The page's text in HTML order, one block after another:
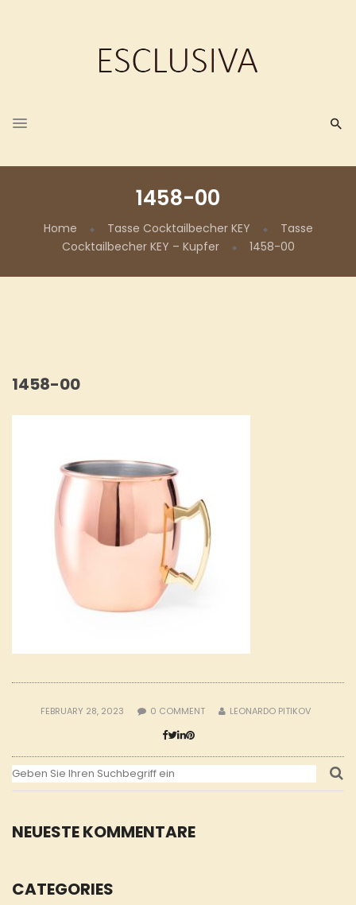
1458-00
Home Tasse Cocktailbecher KEY
Tasse
Cocktailbecher KEY – Kupfer
1458-00
NEUESTE KOMMENTARE
CATEGORIES
1458-00
FEBRUARY 28, 2023 0 COMMENT LEONARDO PITIKOV